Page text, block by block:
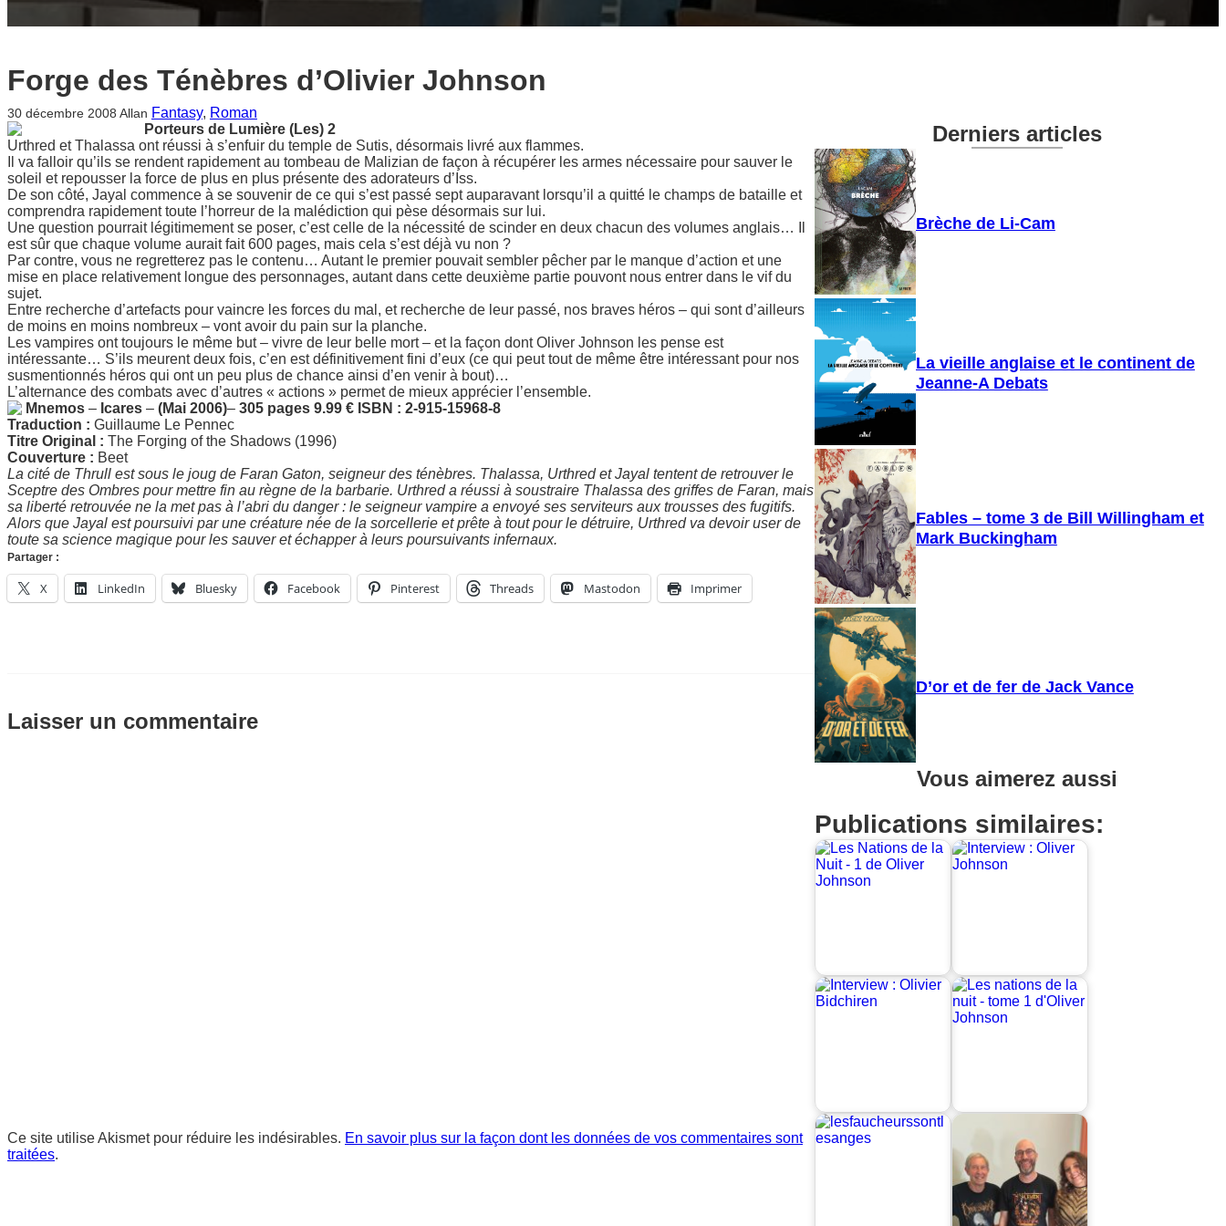
Forge des Ténèbres d’Olivier Johnson
30 décembre 2008 Allan Fantasy, Roman
Porteurs de Lumière (Les) 2
Urthred et Thalassa ont réussi à s’enfuir du temple de Sutis, désormais livré aux flammes.
Il va falloir qu’ils se rendent rapidement au tombeau de Malizian de façon à récupérer les armes nécessaire pour sauver le
soleil et repousser la force de plus en plus présente des adorateurs d’Iss.
De son côté, Jayal commence à se souvenir de ce qui s’est passé sept auparavant lorsqu’il a quitté le champs de bataille et
comprendra rapidement toute l’horreur de la malédiction qui pèse désormais sur lui.
Une question pourrait légitimement se poser, c’est celle de la nécessité de scinder en deux chacun des volumes anglais… Il
est sûr que chaque volume aurait fait 600 pages, mais cela s’est déjà vu non ?
Par contre, vous ne regretterez pas le contenu… Autant le premier pouvait sembler pêcher par le manque d’action et une
mise en place relativement longue des personnages, autant dans cette deuxième partie pouvont nous entrer dans le vif du
sujet.
Entre recherche d’artefacts pour vaincre les forces du mal, et recherche de leur passé, nos braves héros – qui sont d’ailleurs
de moins en moins nombreux – vont avoir du pain sur la planche.
Les vampires ont toujours le même but – vivre de leur belle mort – et la façon dont Oliver Johnson les pense est
intéressante… S’ils meurent deux fois, c’en est définitivement fini d’eux (ce qui peut tout de même être intéressant pour nos
susmentionnés héros qui ont un peu plus de chance ainsi d’en venir à bout)…
L’alternance des combats avec d’autres « actions » permet de mieux apprécier l’ensemble.
Mnemos – Icares – (Mai 2006)– 305 pages 9.99 € ISBN : 2-915-15968-8
Traduction : Guillaume Le Pennec
Titre Original : The Forging of the Shadows (1996)
Couverture : Beet
La cité de Thrull est sous le joug de Faran Gaton, seigneur des ténèbres. Thalassa, Urthred et Jayal tentent de retrouver le
Sceptre des Ombres pour mettre fin au règne de la barbarie. Urthred a réussi à soustraire Thalassa des griffes de Faran, mais
sa liberté retrouvée ne la met pas à l’abri du danger : le seigneur vampire a envoyé ses serviteurs aux trousses des fugitifs.
Alors que Jayal est poursuivi par une créature née de la sorcellerie et prête à tout pour le détruire, Urthred va devoir user de
toute sa science magique pour les sauver et échapper à leurs poursuivants infernaux.
Partager :
X LinkedIn Bluesky Facebook Pinterest Threads Mastodon Imprimer
Laisser un commentaire
Ce site utilise Akismet pour réduire les indésirables. En savoir plus sur la façon dont les données de vos commentaires sont
traitées.
Derniers articles
Brèche de Li-Cam
La vieille anglaise et le continent de
Jeanne-A Debats
Fables – tome 3 de Bill Willingham et
Mark Buckingham
D’or et de fer de Jack Vance
Vous aimerez aussi
Publications similaires: